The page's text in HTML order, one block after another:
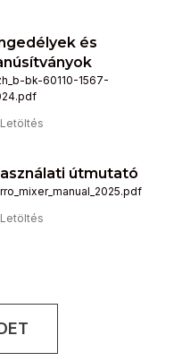
és
bk-60110-1567-
Letöltés
útmutató
Letöltés